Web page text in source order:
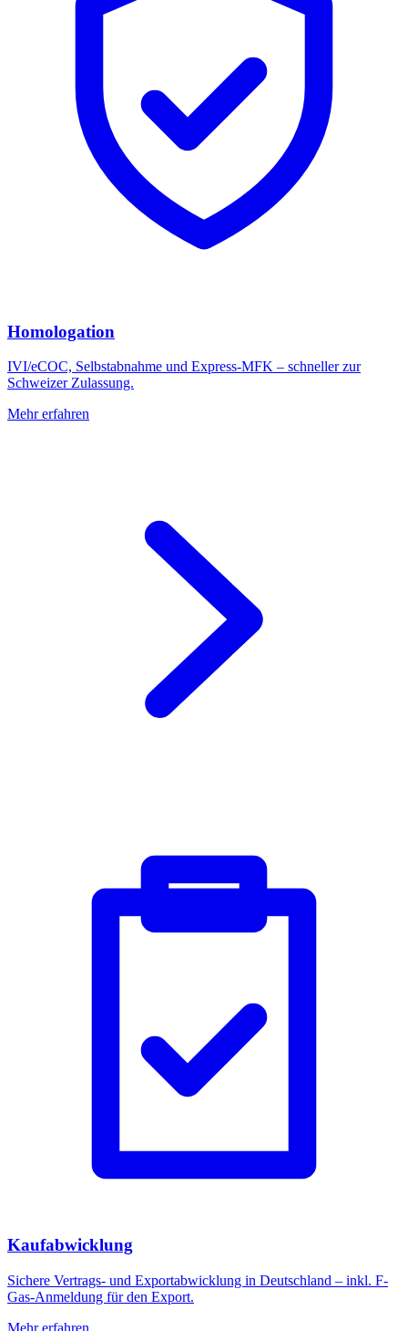
Homologation
IVI/eCOC, Selbstabnahme und Express-MFK – schneller zur
Schweizer Zulassung.
Mehr erfahren
Kaufabwicklung
Sichere Vertrags- und Exportabwicklung in Deutschland – inkl. F-
Gas-Anmeldung für den Export.
Mehr erfahren